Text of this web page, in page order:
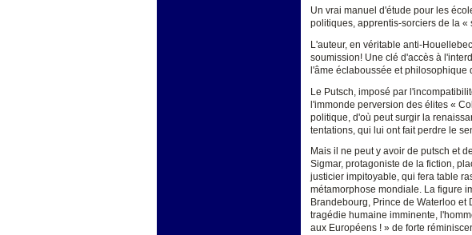
Un vrai manuel d'étude pour les
politiques, apprentis-sorciers de la «
L'auteur, en véritable anti-
soumission! Une clé d'accès à
l'âme éclaboussée et philosophique
Le Putsch, imposé par
l'immonde perversion des élites «
politique, d'où peut surgir la
tentations, qui lui ont fait perdre le
Mais il ne peut y avoir de putsch et
Sigmar, protagoniste de la fiction,
justicier impitoyable, qui fera table
métamorphose mondiale. La figure
Brandebourg, Prince de Waterloo et
tragédie humaine imminente,
aux Européens ! » de forte